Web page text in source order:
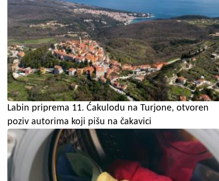
Labin priprema 11. Ćakulodu na Turjone, otvoren
poziv autorima koji pišu na čakavici